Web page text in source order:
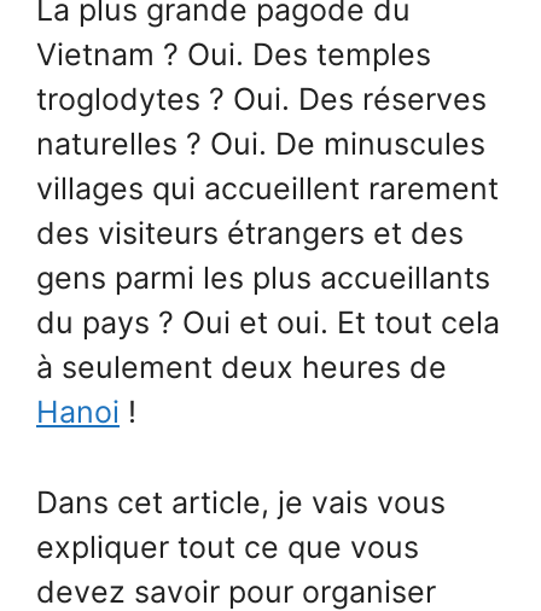
La plus grande pagode du
Vietnam ? Oui. Des temples
troglodytes ? Oui. Des réserves
naturelles ? Oui. De minuscules
villages qui accueillent rarement
des visiteurs étrangers et des
gens parmi les plus accueillants
du pays ? Oui et oui. Et tout cela
à seulement deux heures de
Hanoi !
Dans cet article, je vais vous
expliquer tout ce que vous
devez savoir pour organiser